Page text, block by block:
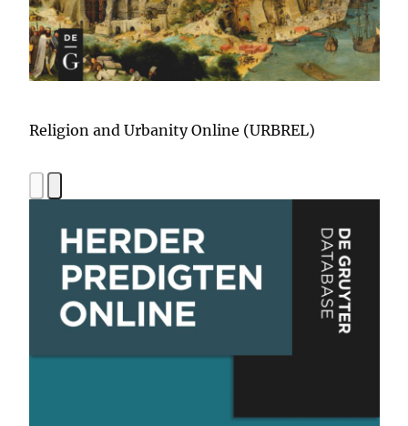
Religion and Urbanity Online (URBREL)